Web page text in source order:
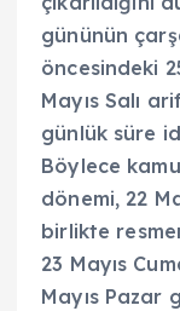
gününün
öncesindeki
Mayıs Salı
günlük süre
Böylece
dönemi, 22
birlikte
23 Mayıs
Mayıs Pazar